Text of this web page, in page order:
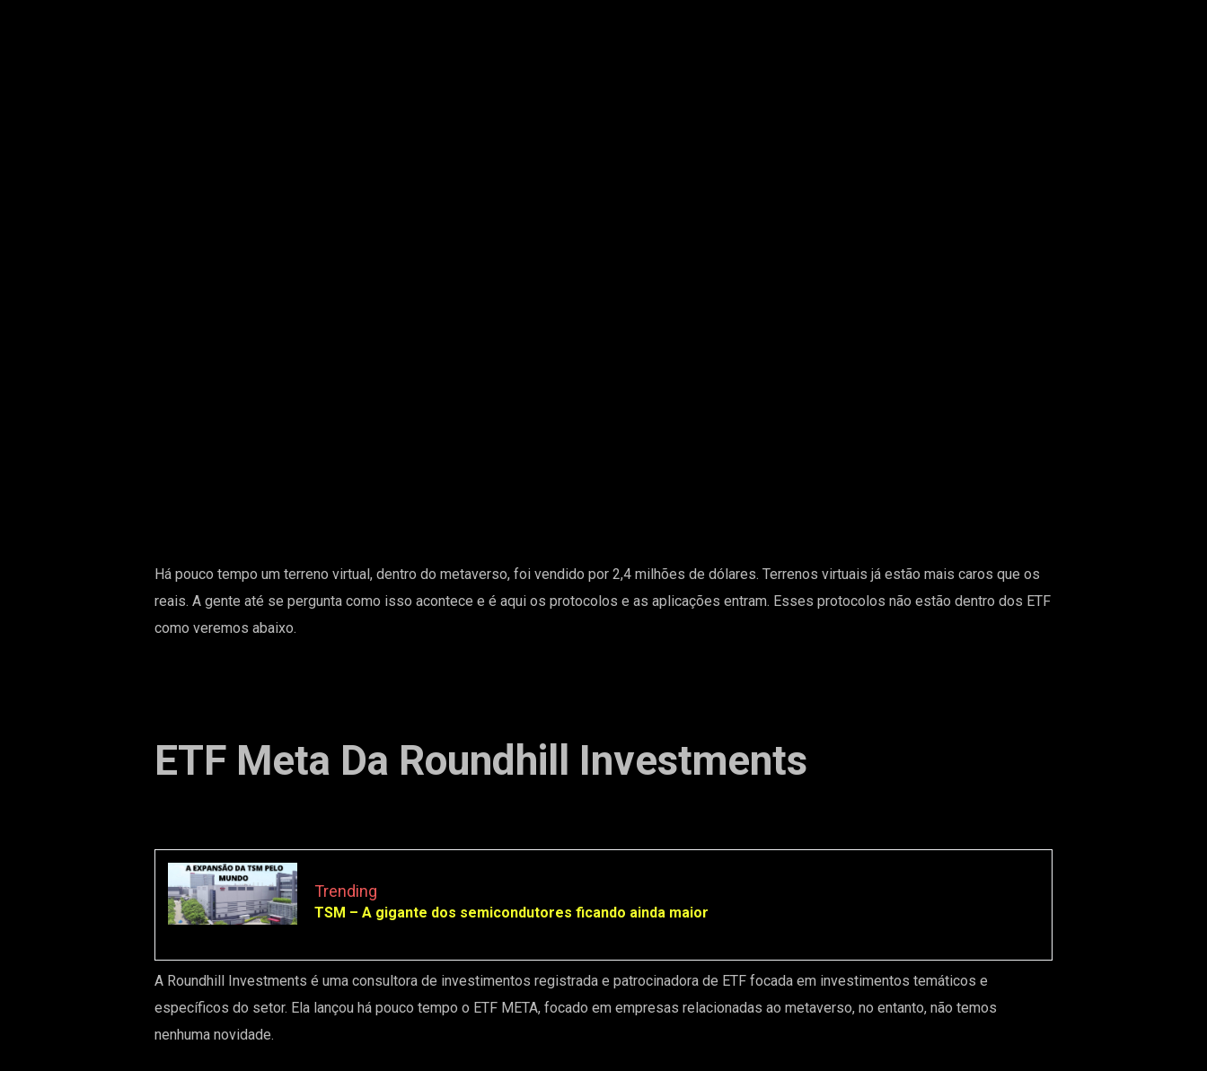
Há pouco tempo um terreno virtual, dentro do metaverso, foi vendido por 2,4 milhões de dólares. Terrenos virtuais já estão mais caros que os
reais. A gente até se pergunta como isso acontece e é aqui os protocolos e as aplicações entram. Esses protocolos não estão dentro dos ETF
como veremos abaixo.
ETF Meta Da Roundhill Investments
Trending
TSM – A gigante dos semicondutores ficando ainda maior
A Roundhill Investments é uma consultora de investimentos registrada e patrocinadora de ETF focada em investimentos temáticos e
específicos do setor. Ela lançou há pouco tempo o ETF META, focado em empresas relacionadas ao metaverso, no entanto, não temos
nenhuma novidade.